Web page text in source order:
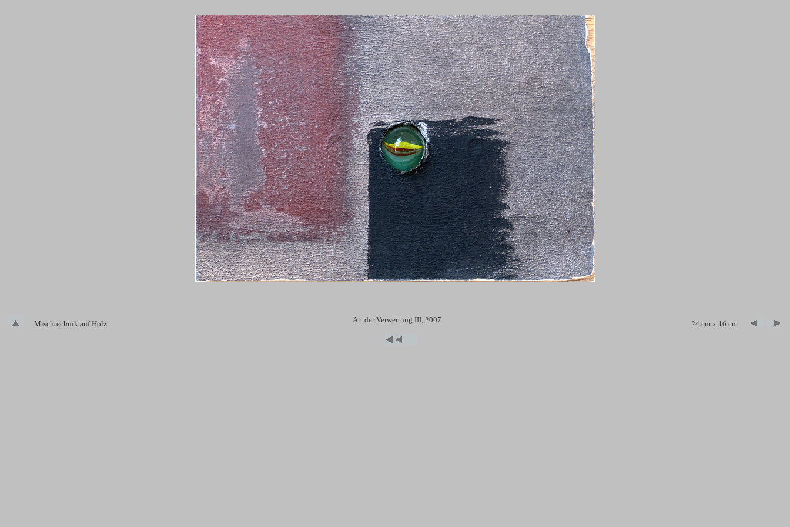
Mischtechnik auf Holz Art der Verwertung III, 2007 24 cm x 16 cm